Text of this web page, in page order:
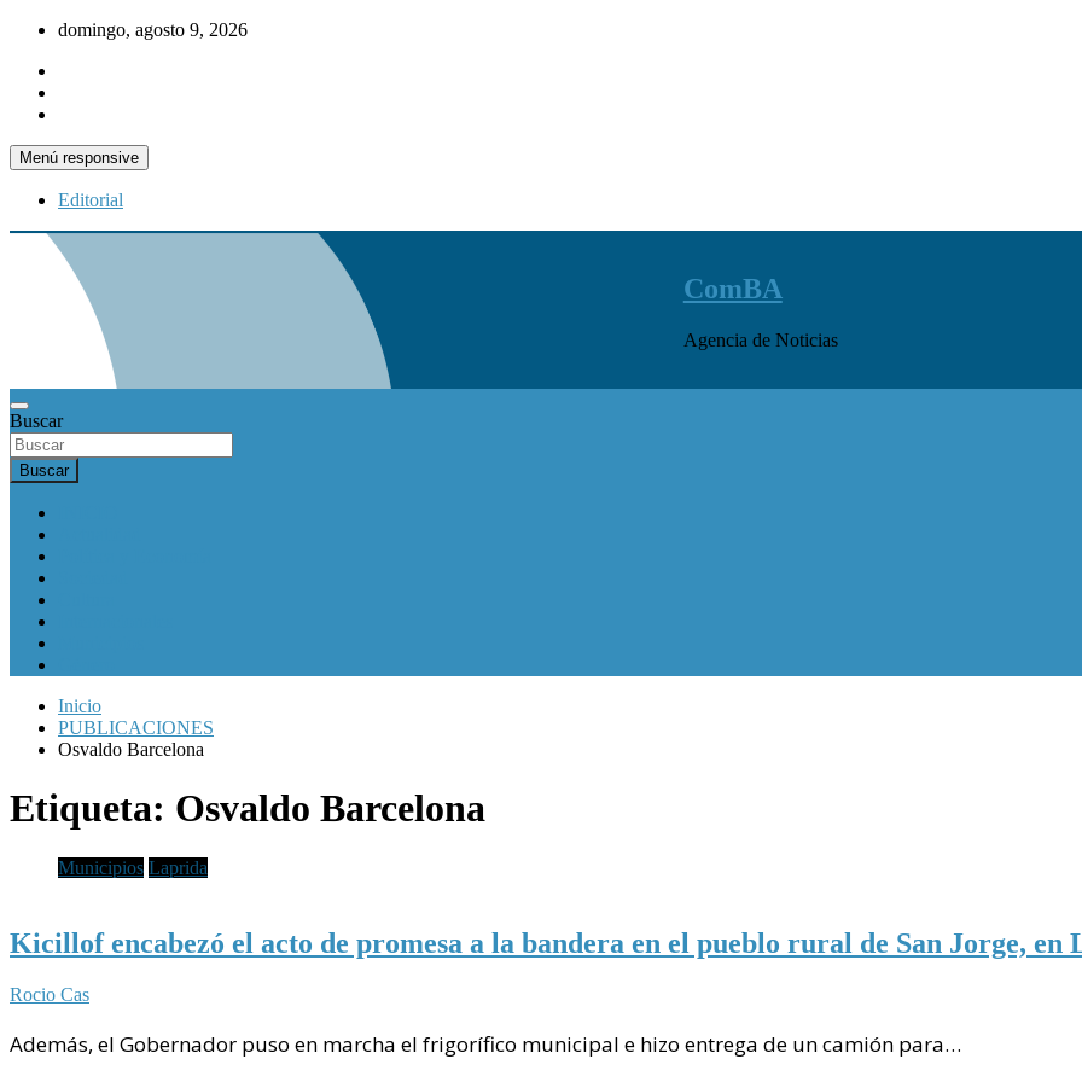
Saltar
contenido
domingo, agosto 9, 2026
Menú responsive
Editorial
ComBA
Agencia de Noticias
Buscar
Buscar
Inicio
PUBLICACIONES
Osvaldo Barcelona
Etiqueta: Osvaldo Barcelona
Municipios Laprida
Kicillof encabezó el acto de promesa a la bandera en el pueblo rural de San Jorge, en
Rocio Cas
Además, el Gobernador puso en marcha el frigorífico municipal e hizo entrega de un camión para…